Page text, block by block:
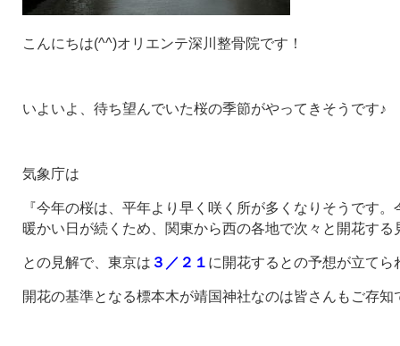
こんにちは(^^)オリエンテ深川整骨院です！
いよいよ、待ち望んでいた桜の季節がやってきそうです♪
気象庁は
『今年の桜は、平年より早く咲く所が多くなりそうです
暖かい日が続くため、関東から西の各地で次々と開花する
との見解で、東京は ３／２１ に開花するとの予想が立てら
開花の基準となる標本木が靖国神社なのは皆さんもご存知